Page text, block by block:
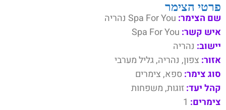
פרטי הצימר
שם הצימר: Spa For You נהריה
איש קשר: Spa For You
יישוב: נהריה
אזור: צפון, נהריה, גליל מערבי
סוג צימר:ספא, צימרים
קהל יעד:זוגות, משפחות
צימרים: 1